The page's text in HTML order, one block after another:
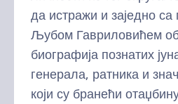
да истражи и заједно са
Љубом Гавриловићем
биографија познатих
генерала, ратника и
који су бранећи